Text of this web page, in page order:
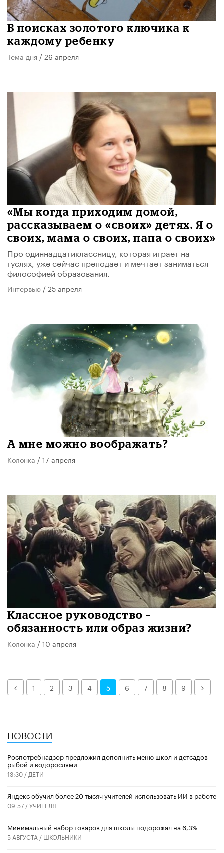
В поисках золотого ключика к
каждому ребенку
Тема дня / 26 апреля
«Мы когда приходим домой,
рассказываем о «своих» детях. Я о
своих, мама о своих, папа о своих»
Про одиннадцатиклассницу, которая играет на
гуслях, уже сейчас преподает и мечтает заниматься
философией образования.
Интервью / 25 апреля
А мне можно воображать?
Колонка / 17 апреля
Классное руководство –
обязанность или образ жизни?
Колонка / 10 апреля
Назад1 2 3 4 5 6 7 8 9 Далее
НОВОСТИ
Роспотребнадзор предложил дополнить меню школ и детсадов
рыбой и водорослями
13:30 / ДЕТИ
​Яндекс обучил более 20 тысяч учителей использовать ИИ в работе
09:57 /УЧИТЕЛЯ
Минимальный набор товаров для школы подорожал на 6,3%
5 АВГУСТА / ШКОЛЬНИКИ